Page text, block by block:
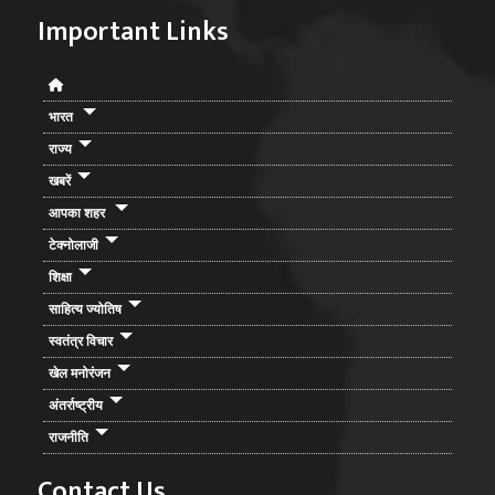
Important Links
भारत
राज्य
खबरें
आपका शहर
टेक्नोलाजी
शिक्षा
साहित्य ज्योतिष
स्वतंत्र विचार
खेल मनोरंजन
अंतर्राष्ट्रीय
राजनीति